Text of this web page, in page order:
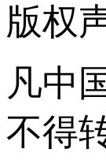
版权
凡中
不得